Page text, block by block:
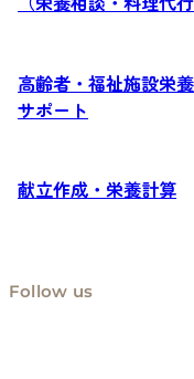
高齢者・福祉施設栄
サポート
献立作成・栄養計算
Follow us